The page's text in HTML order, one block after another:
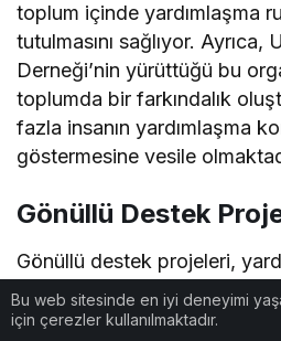
toplum içinde yardımlaşma
tutulmasını sağlıyor. Ayrıca,
Derneği’nin yürüttüğü bu
toplumda bir farkındalık
fazla insanın yardımlaşma
göstermesine vesile
Gönüllü Destek
Gönüllü destek projeleri,
aileler için hayati öneme
toplumsal dayanışma
Bu web sitesinde en iyi deneyimi
için çerezler kullanılmaktadır.